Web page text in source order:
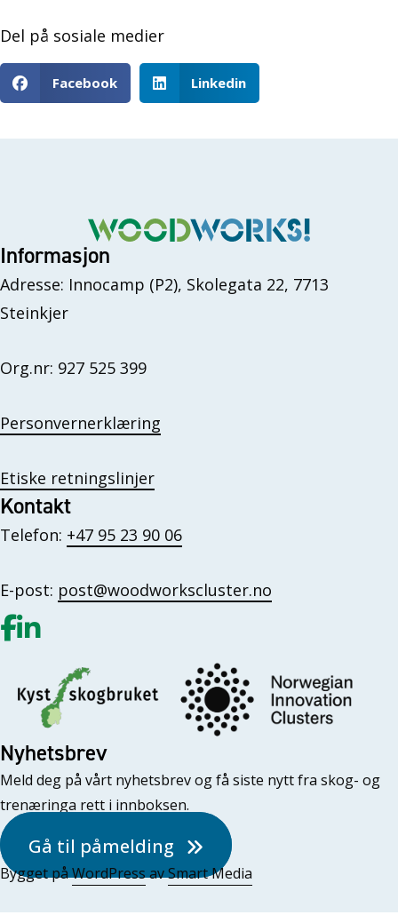
Del på sosiale medier
Facebook Linkedin
Informasjon
Adresse: Innocamp (P2), Skolegata 22, 7713
Steinkjer
Org.nr: 927 525 399
Personvernerklæring
Etiske retningslinjer
Kontakt
Telefon: +47 95 23 90 06
E-post: post@woodworkscluster.no
Gå til vår Facebook
Gå til vår LinkedIn
Nyhetsbrev
Meld deg på vårt nyhetsbrev og få siste nytt fra skog- og
trenæringa rett i innboksen.
Gå til påmelding
Bygget påWordPressavSmart Media